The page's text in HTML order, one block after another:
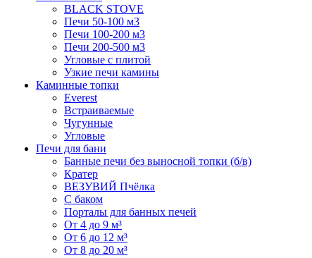
BLACK STOVE
Печи 50-100 м3
Печи 100-200 м3
Печи 200-500 м3
Угловые с плитой
Узкие печи камины
Каминные топки
Everest
Встраиваемые
Чугунные
Угловые
Печи для бани
Банные печи без выносной топки (б/в)
Кратер
ВЕЗУВИЙ Пчёлка
С баком
Порталы для банных печей
От 4 до 9 м³
От 6 до 12 м³
От 8 до 20 м³